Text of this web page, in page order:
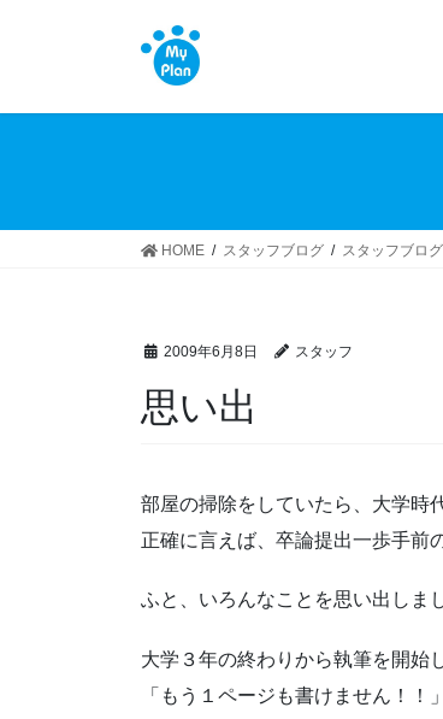
HOME スタッフブログ スタッフブログ
2009年6月8日 スタッフ
思い出
部屋の掃除をしていたら、大学時
正確に言えば、卒論提出一歩手前
ふと、いろんなことを思い出しま
大学３年の終わりから執筆を開始
「もう１ページも書けません！！